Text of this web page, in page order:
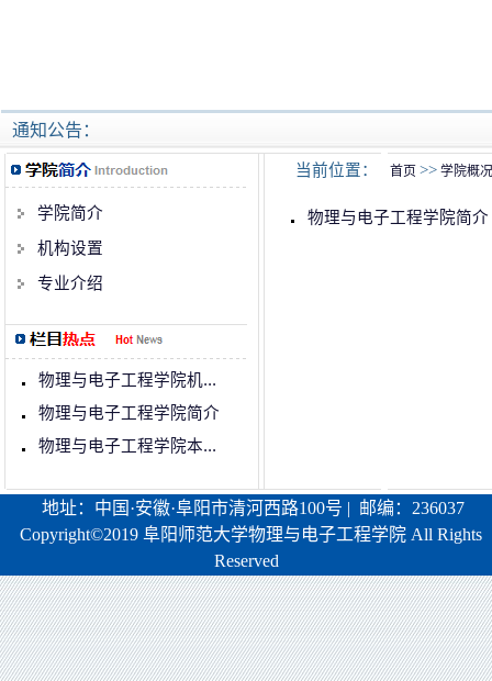
通知公告：
学院简介
机构设置
专业介绍
物理与电子工程学院机...
物理与电子工程学院简介
物理与电子工程学院本...
当前位置： 首页 >> 学院概况
物理与电子工程学院简介
地址：中国·安徽·阜阳市清河西路100号 | 邮编：236037
Copyright©2019 阜阳师范大学物理与电子工程学院 All Rights
Reserved